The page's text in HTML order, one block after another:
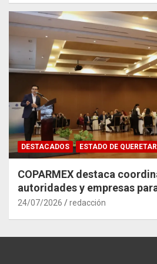
DESTACADOS ESTADO DE
COPARMEX destaca
autoridades y empresas
impacto del Tren
24/07/2026 redacción